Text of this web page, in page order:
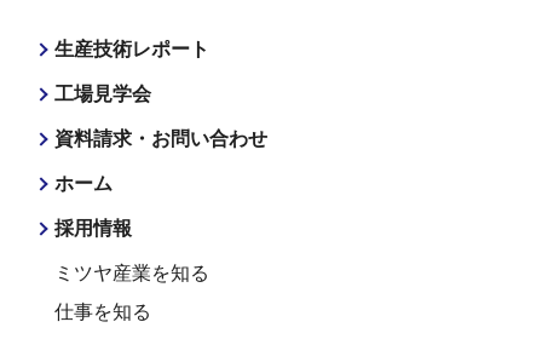
生産技術レポート
工場見学会
資料請求・お問い合わせ
ホーム
採用情報
ミツヤ産業を知る
仕事を知る